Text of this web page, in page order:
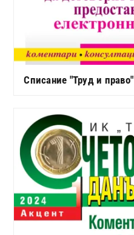
Списание "Труд и право"